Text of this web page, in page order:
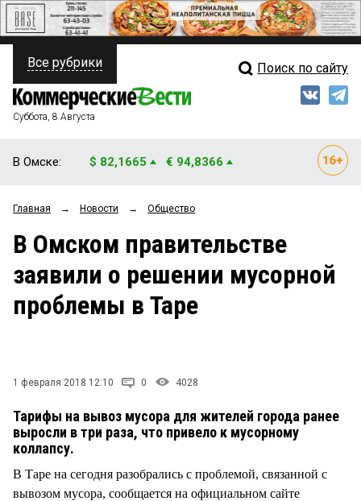
ПОЛИТИКА
ФИНАНСЫ
ОБЩЕСТВО
ЗАКОН
НОВОСТИ КОМПАНИЙ
Свежий выпуск
Рейтинги
Блоги
Все рубрики Поиск по сайту
Суббота, 8 Августа
В Омске: $ 82,1665 € 94,8366
Главная → Новости → Общество
В Омском правительстве
заявили о решении мусорной
проблемы в Таре
1 февраля 2018 12:10 0 4028
Тарифы на вывоз мусора для жителей города ранее
выросли в три раза, что привело к мусорному
коллапсу.
В Таре на сегодня разобрались с проблемой, связанной с
вывозом мусора, сообщается на официальном сайте